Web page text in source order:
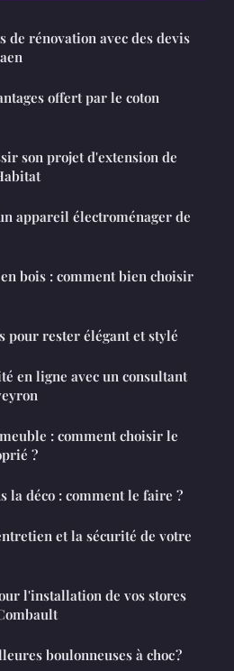
de rénovation avec des devis
offert par le coton
son projet d'extension de
appareil électroménager de
bois : comment bien choisir
pour rester élégant et stylé
en ligne avec un consultant
: comment choisir le
?
la déco : comment le faire ?
et la sécurité de votre
l'installation de vos stores
boulonneuses à choc ?